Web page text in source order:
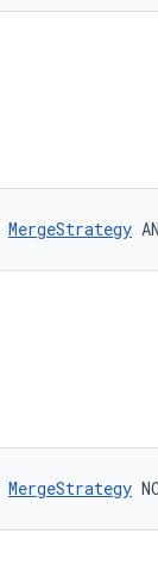
MergeStrategy
MergeStrategy